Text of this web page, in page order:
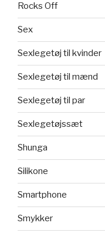
Rocks Off
Sex
Sexlegetøj til kvinder
Sexlegetøj til mænd
Sexlegetøj til par
Sexlegetøjssæt
Shunga
Silikone
Smartphone
Smykker